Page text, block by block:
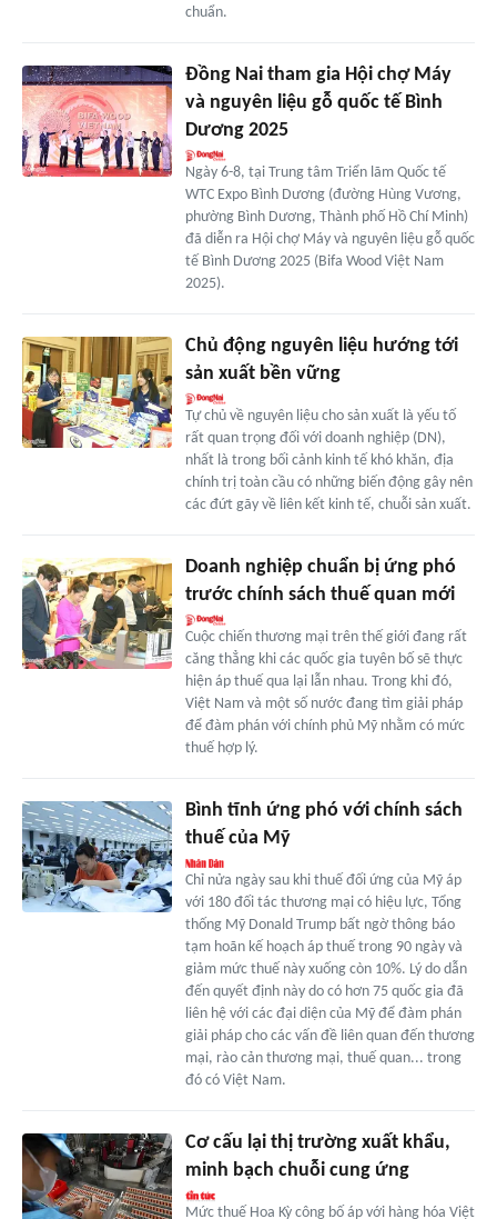
chuẩn.
Đồng Nai tham gia Hội chợ Máy
và nguyên liệu gỗ quốc tế Bình
Dương 2025
Ngày 6-8, tại Trung tâm Triển lãm Quốc tế
WTC Expo Bình Dương (đường Hùng Vương,
phường Bình Dương, Thành phố Hồ Chí Minh)
đã diễn ra Hội chợ Máy và nguyên liệu gỗ quốc
tế Bình Dương 2025 (Bifa Wood Việt Nam
2025).
Chủ động nguyên liệu hướng tới
sản xuất bền vững
Tự chủ về nguyên liệu cho sản xuất là yếu tố
rất quan trọng đối với doanh nghiệp (DN),
nhất là trong bối cảnh kinh tế khó khăn, địa
chính trị toàn cầu có những biến động gây nên
các đứt gãy về liên kết kinh tế, chuỗi sản xuất.
Doanh nghiệp chuẩn bị ứng phó
trước chính sách thuế quan mới
Cuộc chiến thương mại trên thế giới đang rất
căng thẳng khi các quốc gia tuyên bố sẽ thực
hiện áp thuế qua lại lẫn nhau. Trong khi đó,
Việt Nam và một số nước đang tìm giải pháp
để đàm phán với chính phủ Mỹ nhằm có mức
thuế hợp lý.
Bình tĩnh ứng phó với chính sách
thuế của Mỹ
Chỉ nửa ngày sau khi thuế đối ứng của Mỹ áp
với 180 đối tác thương mại có hiệu lực, Tổng
thống Mỹ Donald Trump bất ngờ thông báo
tạm hoãn kế hoạch áp thuế trong 90 ngày và
giảm mức thuế này xuống còn 10%. Lý do dẫn
đến quyết định này do có hơn 75 quốc gia đã
liên hệ với các đại diện của Mỹ để đàm phán
giải pháp cho các vấn đề liên quan đến thương
mại, rào cản thương mại, thuế quan... trong
đó có Việt Nam.
Cơ cấu lại thị trường xuất khẩu,
minh bạch chuỗi cung ứng
Mức thuế Hoa Kỳ công bố áp với hàng hóa Việt